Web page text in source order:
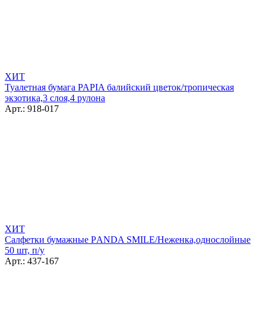
ХИТ
Туалетная бумага PAPIA балийский цветок/тропическая
экзотика,3 слоя,4 рулона
Арт.: 918-017
ХИТ
Салфетки бумажные РANDA SMILE/Неженка,однослойные
50 шт, п/у
Арт.: 437-167